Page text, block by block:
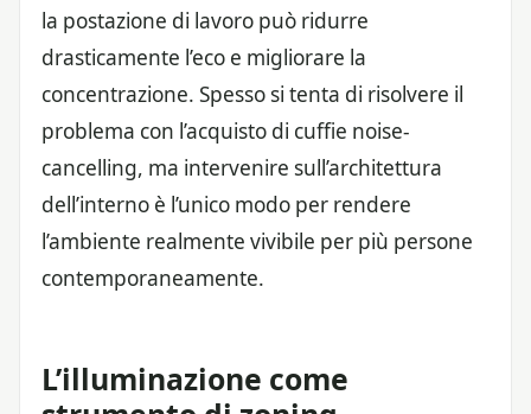
la postazione di lavoro può ridurre
drasticamente l’eco e migliorare la
concentrazione. Spesso si tenta di risolvere il
problema con l’acquisto di cuffie noise-
cancelling, ma intervenire sull’architettura
dell’interno è l’unico modo per rendere
l’ambiente realmente vivibile per più persone
contemporaneamente.
L’illuminazione come